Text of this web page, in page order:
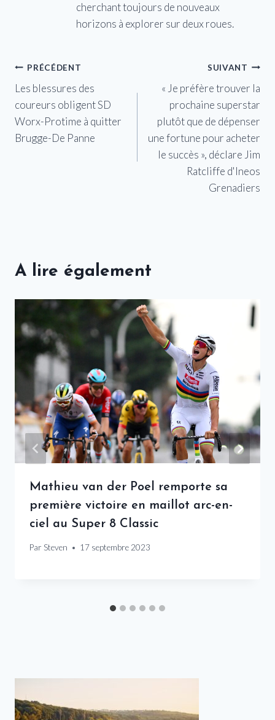
cherchant toujours de nouveaux
horizons à explorer sur deux roues.
Navigation
de
l’article
PRÉCÉDENT
Les blessures des
coureurs obligent SD
Worx-Protime à quitter
Brugge-De Panne
SUIVANT
« Je préfère trouver la
prochaine superstar
plutôt que de dépenser
une fortune pour acheter
le succès », déclare Jim
Ratcliffe d'Ineos
Grenadiers
A lire également
Mathieu van der Poel remporte sa
première victoire en maillot arc-en-
ciel au Super 8 Classic
Par Steven 17 septembre 2023